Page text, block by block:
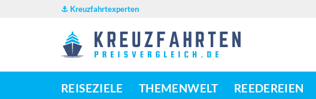
⚓ Kreuzfahrtexperten
REISEZIELE THEMENWELT REEDEREIEN